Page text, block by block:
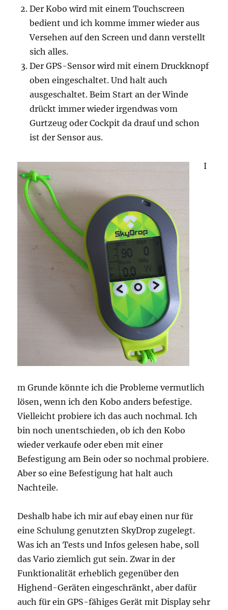
Der Kobo wird mit einem Touchscreen
bedient und ich komme immer wieder aus
Versehen auf den Screen und dann verstellt
sich alles.
Der GPS-Sensor wird mit einem Druckknopf
oben eingeschaltet. Und halt auch
ausgeschaltet. Beim Start an der Winde
drückt immer wieder irgendwas vom
Gurtzeug oder Cockpit da drauf und schon
ist der Sensor aus.
I
m Grunde könnte ich die Probleme vermutlich
lösen, wenn ich den Kobo anders befestige.
Vielleicht probiere ich das auch nochmal. Ich
bin noch unentschieden, ob ich den Kobo
wieder verkaufe oder eben mit einer
Befestigung am Bein oder so nochmal probiere.
Aber so eine Befestigung hat halt auch
Nachteile.
Deshalb habe ich mir auf ebay einen nur für
eine Schulung genutzten SkyDrop zugelegt.
Was ich an Tests und Infos gelesen habe, soll
das Vario ziemlich gut sein. Zwar in der
Funktionalität erheblich gegenüber den
Highend-Geräten eingeschränkt, aber dafür
auch für ein GPS-fähiges Gerät mit Display sehr